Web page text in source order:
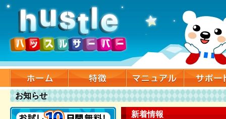
お知らせ
新着情報